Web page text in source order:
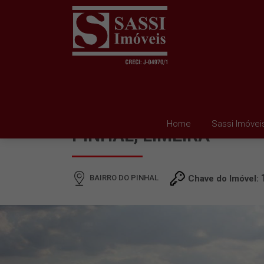
Home Sassi
PINHAL, LIMEIRA
BAIRRO DO PINHAL Chave do Imóvel: